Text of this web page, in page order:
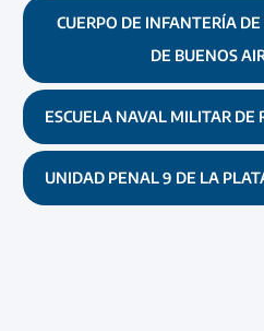
CUERPO DE INFANTERÍA
DE BUENOS
ESCUELA NAVAL MILITAR DE
UNIDAD PENAL 9 DE LA